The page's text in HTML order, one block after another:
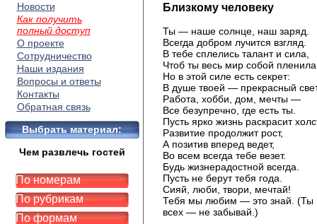
Новости
Как получить
полный доступ
О проекте
Сотрудничество
Наши издания
Вопросы и ответы
Контакты
Обратная связь
Выбрать материал:
Чем развлечь гостей
По номерам
По рубрикам
По формам
Близкому человеку
Ты — наше солнце, наш заряд.
Всегда добром лучится взгляд.
В тебе сплелись талант и сила,
Чтоб ты весь мир собой
Но в этой силе есть секрет:
В душе твоей — прекрасный
Работа, хобби, дом, мечты —
Все безупречно, где есть ты.
Пусть ярко жизнь раскрасит
Развитие продолжит рост,
А позитив вперед ведет,
Во всем всегда тебе везет.
Будь жизнерадостной всегда.
Пусть не берут тебя года.
Сияй, люби, твори, мечтай!
Тебя мы любим — это знай. (Ты
всех — не забывай.)